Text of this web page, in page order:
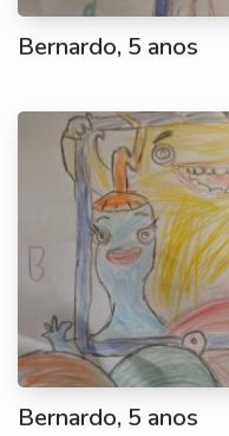
Bernardo, 5 anos
Bernardo, 5 anos